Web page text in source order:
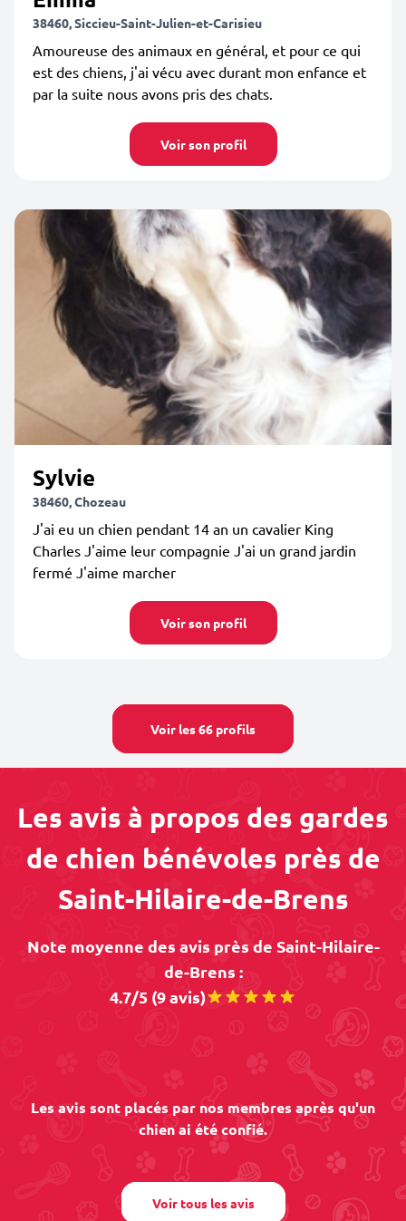
38460, Siccieu-Saint-Julien-et-Carisieu
Amoureuse des animaux en général, et pour ce qui
est des chiens, j'ai vécu avec durant mon enfance et
par la suite nous avons pris des chats.
Voir son profil
Sylvie
38460, Chozeau
J'ai eu un chien pendant 14 an un cavalier King
Charles J'aime leur compagnie J'ai un grand jardin
fermé J'aime marcher
Voir son profil
Voir les 66 profils
Les avis à propos des gardes
de chien bénévoles près de
Saint-Hilaire-de-Brens
Note moyenne des avis près de Saint-Hilaire-
de-Brens :
4.7/5 (9 avis)
Les avis sont placés par nos membres après qu'un
chien ai été confié.
Voir tous les avis